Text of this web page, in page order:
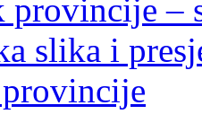
provincije –
slika i